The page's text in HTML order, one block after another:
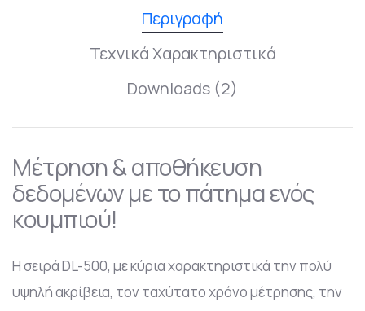
Περιγραφή
Τεχνικά Χαρακτηριστικά
Downloads (2)
Μέτρηση & αποθήκευση
δεδομένων με το πάτημα ενός
κουμπιού!
Η σειρά DL-500, με κύρια χαρακτηριστικά την πολύ
υψηλή ακρίβεια, τον ταχύτατο χρόνο μέτρησης, την